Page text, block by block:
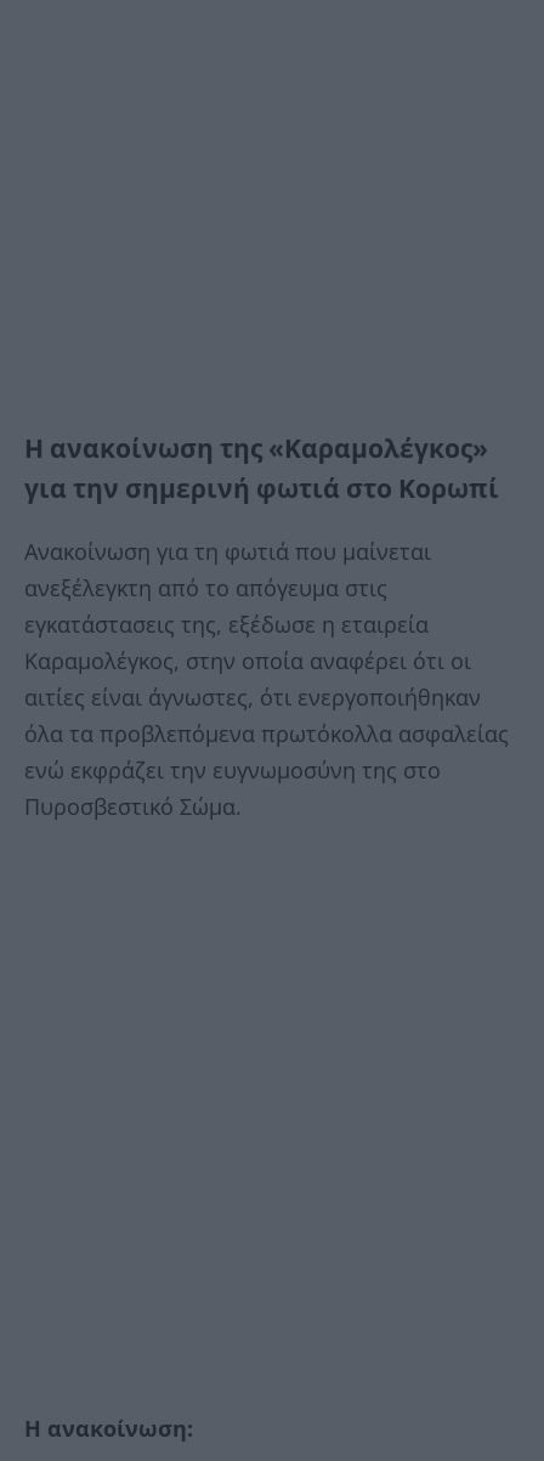
Η ανακοίνωση της «Καραμολέγκος»
για την σημερινή φωτιά στο Κορωπί
Ανακοίνωση για τη φωτιά που μαίνεται
ανεξέλεγκτη από το απόγευμα στις
εγκατάστασεις της, εξέδωσε η εταιρεία
Καραμολέγκος, στην οποία αναφέρει ότι οι
αιτίες είναι άγνωστες, ότι ενεργοποιήθηκαν
όλα τα προβλεπόμενα πρωτόκολλα ασφαλείας
ενώ εκφράζει την ευγνωμοσύνη της στο
Πυροσβεστικό Σώμα.
Η ανακοίνωση: